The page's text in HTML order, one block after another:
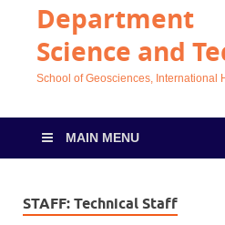
Science and
School of Geosciences, International
MAIN MENU
STAFF: Technical Staff